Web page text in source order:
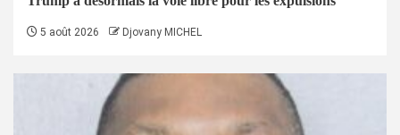
5 août 2026 Djovany MICHEL